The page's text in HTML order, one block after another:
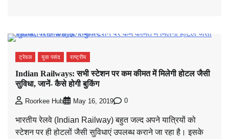
ट्रेवल युवा पसंद राष्ट्रीय
Indian Railways: सभी स्टेशन पर कम कीमत में मिलेगी होटल जैसी
सुविधा, जानें- कैसे होगी बुकिंग
Roorkee Hub May 16, 2019 0
भारतीय रेलवे (Indian Railway) बहुत जल्द अपने यात्रियों को
स्टेशन पर ही होटलों जैसी सुविधाएं उपलब्ध कराने जा रहा है। इसके